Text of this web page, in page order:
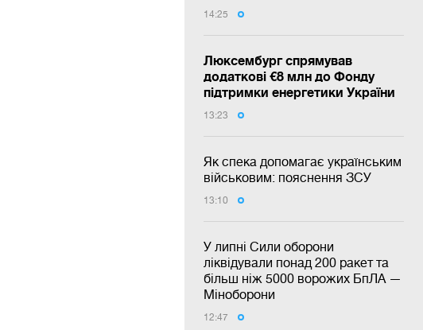
14:25
Люксембург спрямував
додаткові €8 млн до Фонду
підтримки енергетики України
13:23
Як спека допомагає українським
військовим: пояснення ЗСУ
13:10
У липні Сили оборони
ліквідували понад 200 ракет та
більш ніж 5000 ворожих БпЛА —
Міноборони
12:47